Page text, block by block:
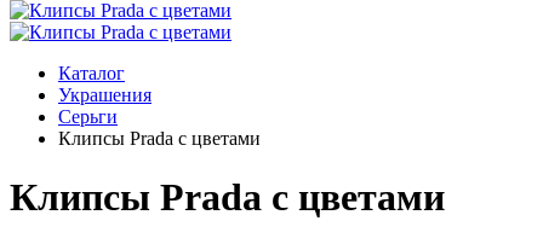
Каталог
Украшения
Серьги
Клипсы Prada с цветами
Клипсы Prada с цветами